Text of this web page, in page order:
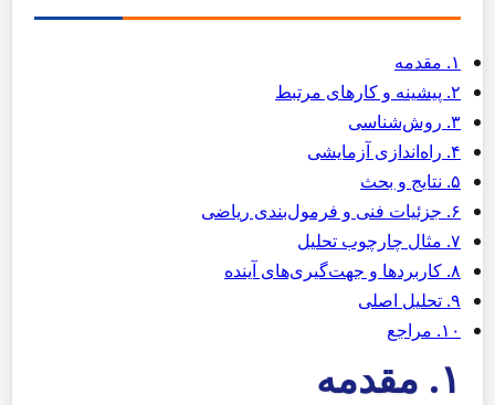
۱. مقدمه
۲. پیشینه و کارهای مرتبط
۳. روش‌شناسی
۴. راه‌اندازی آزمایشی
۵. نتایج و بحث
۶. جزئیات فنی و فرمول‌بندی ریاضی
۷. مثال چارچوب تحلیل
۸. کاربردها و جهت‌گیری‌های آینده
۹. تحلیل اصلی
۱۰. مراجع
۱. مقدمه